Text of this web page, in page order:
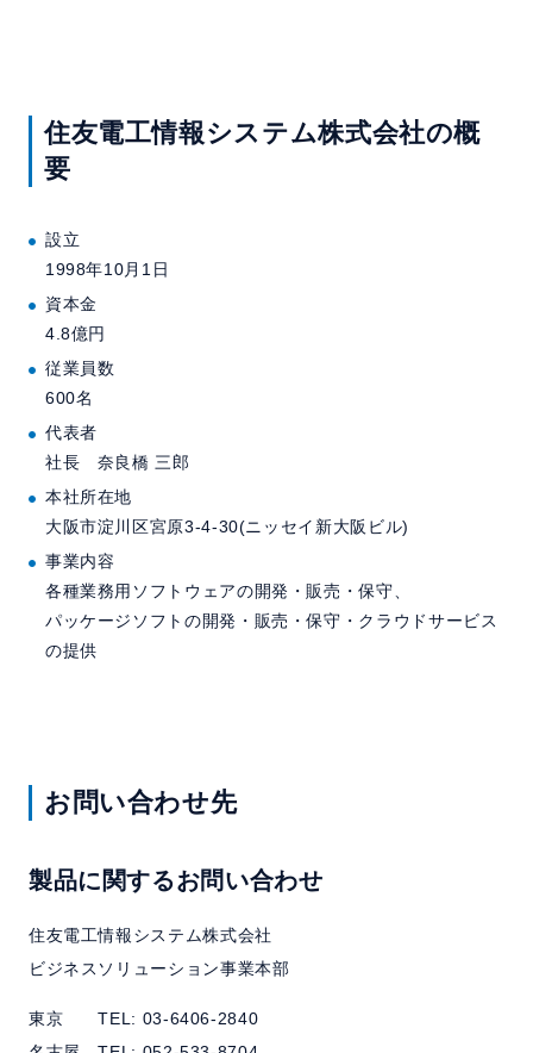
住友電工情報システム株式会社の概
要
設立
1998年10月1日
資本金
4.8億円
従業員数
600名
代表者
社長 奈良橋 三郎
本社所在地
大阪市淀川区宮原3-4-30(ニッセイ新大阪ビル)
事業内容
各種業務用ソフトウェアの開発・販売・保守、
パッケージソフトの開発・販売・保守・クラウドサービス
の提供
お問い合わせ先
製品に関するお問い合わせ
住友電工情報システム株式会社
ビジネスソリューション事業本部
東京 TEL: 03-6406-2840